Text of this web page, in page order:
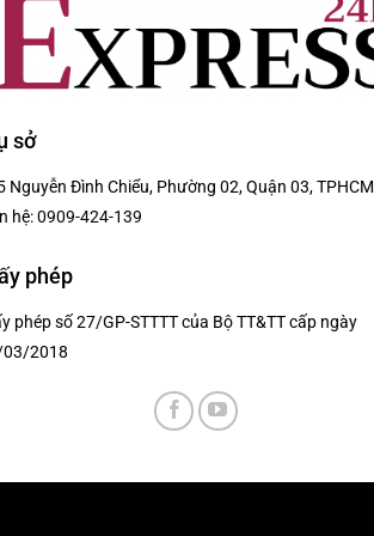
sở
Nguyễn Đình Chiểu, Phường 02, Quận 03, TPHCM
hệ:0909-424-139
phép
phép số 27/GP-STTTT của Bộ TT&TT cấp ngày
2018